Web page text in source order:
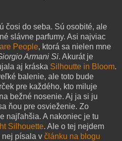
čosi do seba. Sú osobité, ale
slávne parfumy. Asi najviac
People, ktorá sa nielen mne
Armani Si. Akurát je
aj kráska Silhoutte in Bloom.
balenie, ale toto bude
pre každého, kto miluje
bežné nosenie. Aj ja si ju
ňou pre osvieženie. Zo
najľahšia. A nakoniec je tu
Silhouette. Ale o tej nejdem
nej písala v článku na blogu